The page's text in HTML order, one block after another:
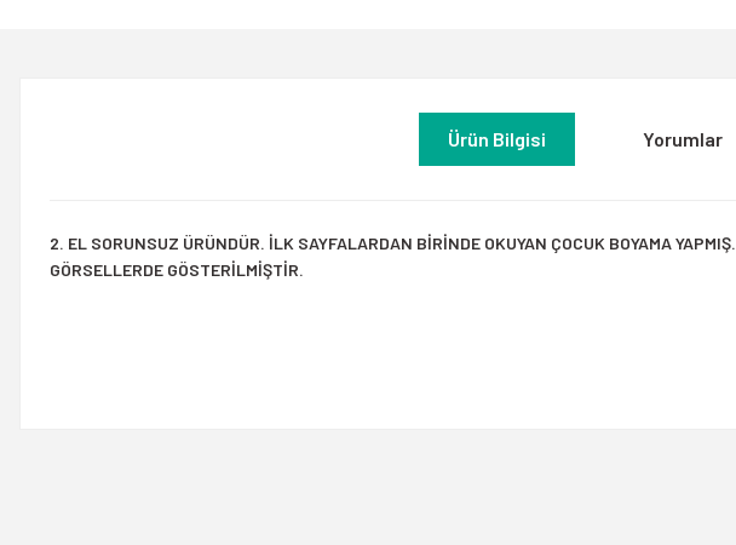
Ürün Bilgisi Yorumlar
2. EL SORUNSUZ ÜRÜNDÜR. İLK SAYFALARDAN BİRİNDE OKUYAN ÇOCUK BOYAMA YAPMIŞ.
GÖRSELLERDE GÖSTERİLMİŞTİR.